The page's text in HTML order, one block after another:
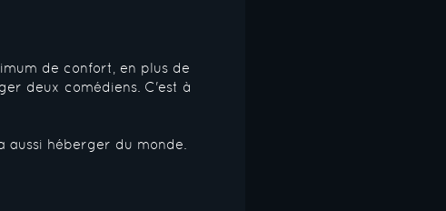
de confort, en plus de
deux comédiens. C'est à
aussi héberger du monde.